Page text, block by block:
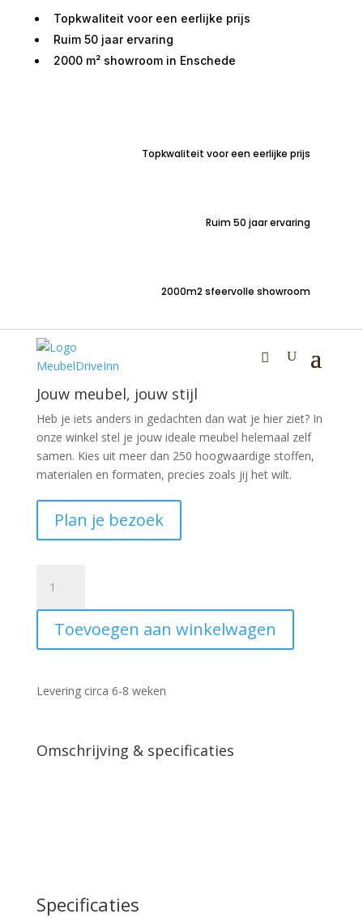
Topkwaliteit voor een eerlijke prijs
Ruim 50 jaar ervaring
2000 m² showroom in Enschede
Topkwaliteit voor een eerlijke prijs
Ruim 50 jaar ervaring
2000m2 sfeervolle showroom
Gronau hoekbank
Moderne hoekbank met relaxfunktie en verstelbare
hoofdsteunen.
Jouw meubel, jouw stijl
Heb je iets anders in gedachten dan wat je hier ziet? In
onze winkel stel je jouw ideale meubel helemaal zelf
samen. Kies uit meer dan 250 hoogwaardige stoffen,
materialen en formaten, precies zoals jij het wilt.
Plan je bezoek
hoekbank
aantal
Toevoegen aan winkelwagen
Levering circa 6-8 weken
Omschrijving & specificaties
Specificaties